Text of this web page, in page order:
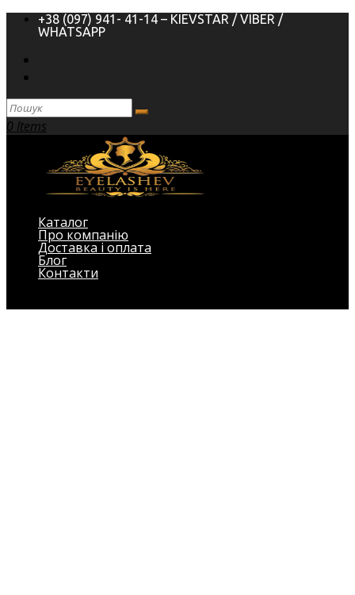
+38 (097) 941- 41-14 – KIEVSTAR / VIBER /
WHATSAPP
0 Items
Каталог
Про компанію
Доставка і оплата
Блог
Контакти